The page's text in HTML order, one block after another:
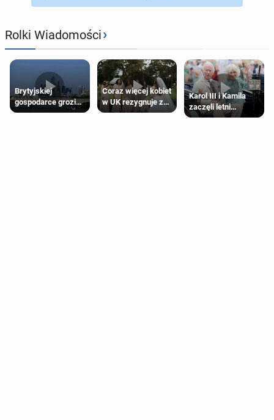
Rolki Wiadomości›
Brytyjskiej
gospodarce grozi
recesja, jeśli
Coraz więcej kobiet
w UK rezygnuje z
roli druhny na
Karol III i Kamila
zaczęli letni
odpoczynek po